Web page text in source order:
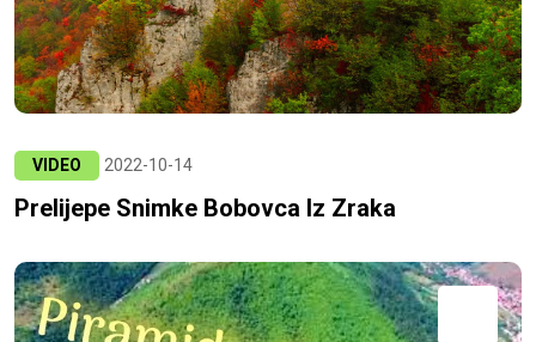
VIDEO 2022-10-14
Prelijepe Snimke Bobovca Iz Zraka